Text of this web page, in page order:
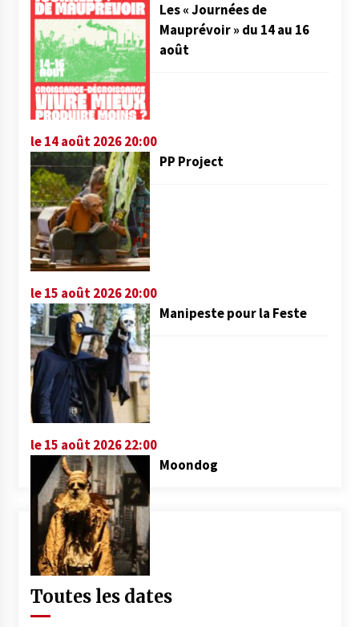
Les « Journées de
Mauprévoir » du 14 au 16
août
le 14 août 2026 20:00
PP Project
le 15 août 2026 20:00
Manipeste pour la Feste
le 15 août 2026 22:00
Moondog
Toutes les dates